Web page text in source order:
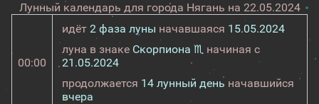
Лунный календарь для города Нягань на 22.05.2024
00:00
идёт 2 фаза луны начавшаяся 15.05.2024
луна в знакеСкорпиона ♏ начиная с
21.05.2024
продолжается 14 лунный день начавшийся
вчера